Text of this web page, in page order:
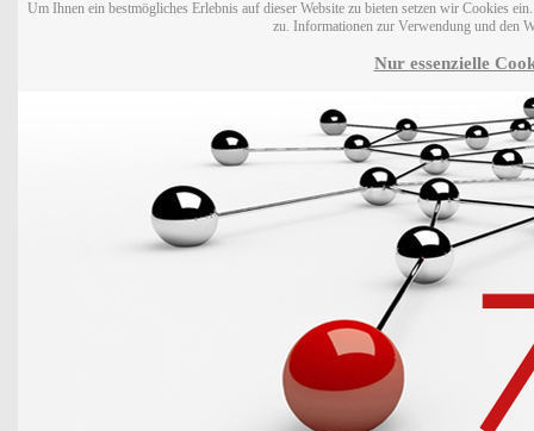
Um Ihnen ein bestmögliches Erlebnis auf dieser Website zu bieten setzen wir Cookies
zu. Informationen zur Verwendung und den
Nur essenzielle